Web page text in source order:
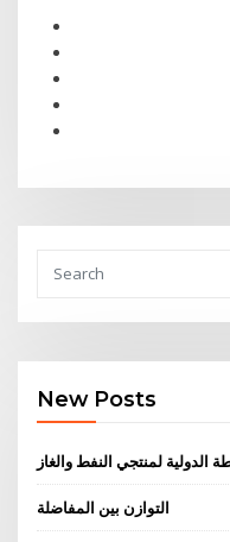
New Posts
التوازن بين المفاضلة